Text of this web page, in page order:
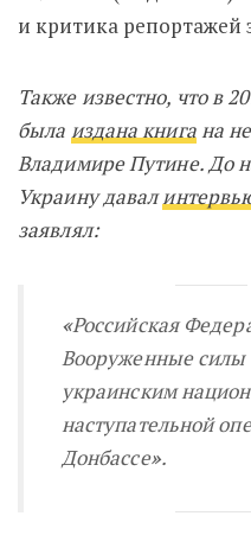
и критика
Также известно, что в
была издана книгана
Владимире Путине. До
Украину давал
заявлял:
«Российская
Вооруженные силы
украинским
наступательной
Донбассе».